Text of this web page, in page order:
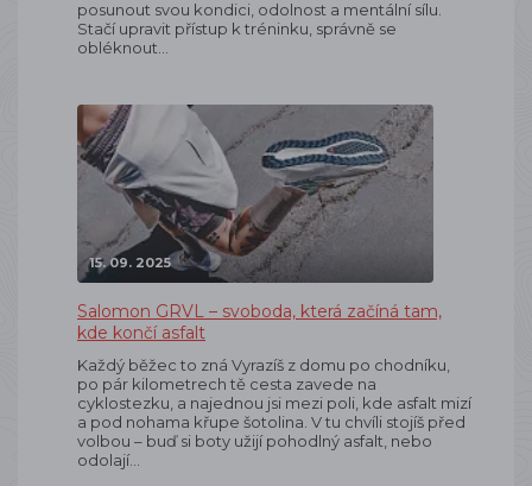
posunout svou kondici, odolnost a mentální sílu.
Stačí upravit přístup k tréninku, správně se
obléknout…
15. 09. 2025
Salomon GRVL – svoboda, která začíná tam,
kde končí asfalt
Každý běžec to zná Vyrazíš z domu po chodníku,
po pár kilometrech tě cesta zavede na
cyklostezku, a najednou jsi mezi poli, kde asfalt mizí
a pod nohama křupe šotolina. V tu chvíli stojíš před
volbou – buď si boty užijí pohodlný asfalt, nebo
odolají…